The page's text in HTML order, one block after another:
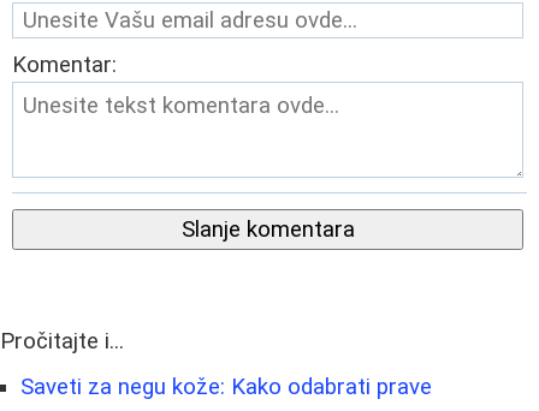
Komentar:
Slanje komentara
Pročitajte i...
Saveti za negu kože: Kako odabrati prave